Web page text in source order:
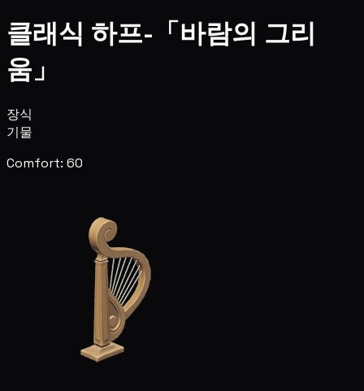
클래식 하프-「바람의 그리
움」
장식
기물
Comfort: 60